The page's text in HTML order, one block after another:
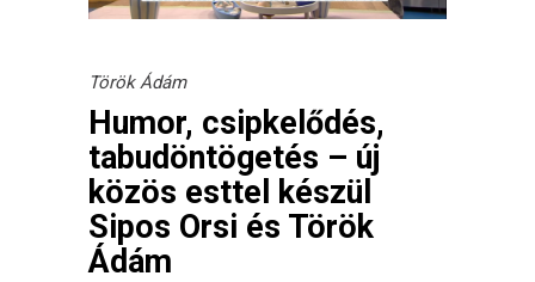
Török Ádám
Humor, csipkelődés,
tabudöntögetés – új
közös esttel készül
Sipos Orsi és Török
Ádám